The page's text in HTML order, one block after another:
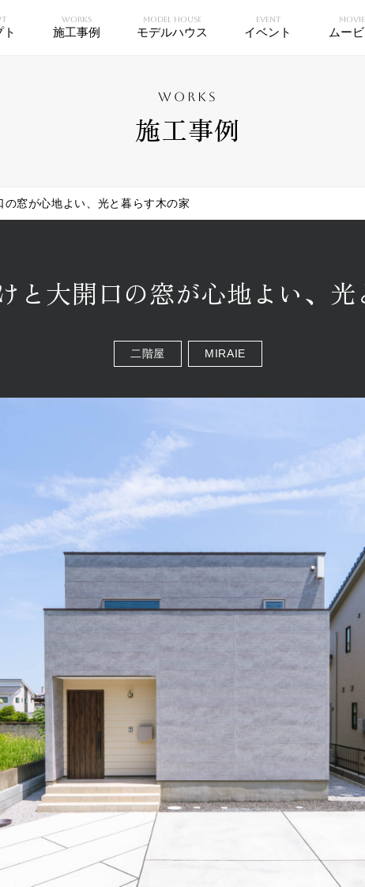
ト
WORKS
施工事例
MODEL HOUSE
モデルハウス
EVENT
イベント
MOVIE
ムー
WORKS
施工事例
窓が心地よい、光と暮らす木の家
と大開口の窓が心地よい、
二階屋 MIRAIE